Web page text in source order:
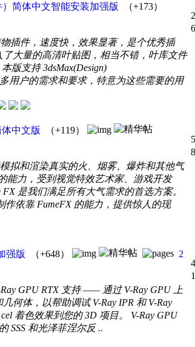
）简体中文智能安装加强版
（+173）
插件，速度快，效果显著，是个优秀插
大量的高清叶贴图，相当不错，叶库文件
版支持 3dsMax(Design)
多用户的需求和要求，特意为这些需要的用
体中文版
（+119）
拟和渲染真实的火、烟雾、爆炸和其他气
能力，受到视觉特效艺术家、游戏开发
是我们满足所有大气需求的首选方案。
依靠 FumeFX 的能力，提供惊人的现
强版 （+648）
2
GPU RTX 支持 —— 通过 V-Ray GPU 上
何体，以帮助调试 V-Ray IPR 和 V-Ray
着色效果到您的 3D 项目。 V-Ray GPU
SSS 和光泽菲涅尔反 ..